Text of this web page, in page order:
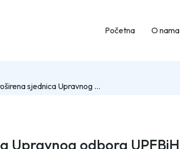
Početna O nama
VIII proširena sjednica Upravnog odbora UPFBiH
Upravnog odbora UPFBiH